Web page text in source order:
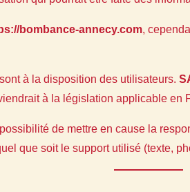
bombance-annecy.com,
à la disposition des utilisateurs.
à la législation applicable
de mettre en cause la
que soit le support utilisé (texte,